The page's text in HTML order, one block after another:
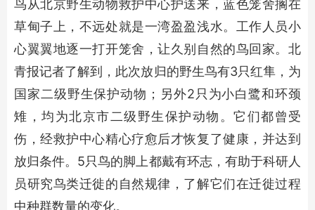
鸟从北京野生动物救护中心护送来，蓝色笼舍搁在
草甸子上，不远处就是一湾盈盈浅水。工作人员小
心翼翼地逐一打开笼舍，让久别自然的鸟回家。北
青报记者了解到，此次放归的野生鸟有3只红隼，为
国家二级野生保护动物；另外2只为小白鹭和环颈
雉，均为北京市二级野生保护动物。它们都曾受
伤，经救护中心精心疗愈后才恢复了健康，并达到
放归条件。5只鸟的脚上都戴有环志，有助于科研人
员研究鸟类迁徙的自然规律，了解它们在迁徙过程
中种群数量的变化。